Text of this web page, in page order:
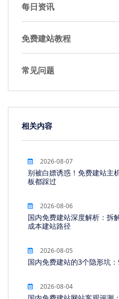
每日资讯
免费建站教程
常见问题
相关内容
2026-08-07
别被白嫖诱惑！免费建站主
板都踩过
2026-08-06
国内免费建站深度解析：拆
成本建站路径
2026-08-05
国内免费建站的3个隐形坑
2026-08-04